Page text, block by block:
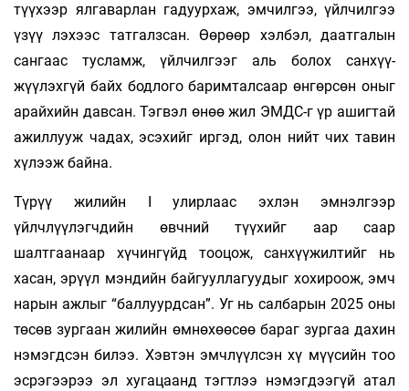
түүхээр ялгаварлан гадуурхаж, эмчилгээ, үйлчилгээ
үзүү­ лэхээс татгалзсан. Өөрөөр хэлбэл, даатгалын
сангаас тусламж, үйлчилгээг аль болох санхүү­
жүүлэхгүй байх бодлого баримталсаар өнгөрсөн оныг
арайхийн давсан. Тэгвэл өнөө жил ЭМДС-г үр ашигтай
ажиллууж чадах, эсэхийг иргэд, олон нийт чих тавин
хүлээж байна.
Түрүү жилийн I улирлаас эхлэн эмнэлгээр
үйлчлүүлэгчдийн өвчний түүхийг аар саар
шалтгаанаар хүчингүйд тооцож, санхүүжилтийг нь
хасан, эрүүл мэндийн байгууллагуудыг хохироож, эмч
нарын ажлыг “баллуурдсан”. Уг нь салбарын 2025 оны
төсөв зургаан жилийн өмнөхөөсөө бараг зургаа дахин
нэмэгдсэн билээ. Хэвтэн эмчлүүлсэн хү­ мүүсийн тоо
эсрэгээрээ эл хугацаанд тэгтлээ нэмэгдээгүй атал